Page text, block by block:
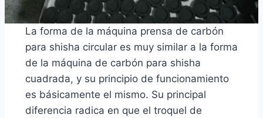
La forma de la máquina prensa de carbón
para shisha circular es muy similar a la forma
de la máquina de carbón para shisha
cuadrada, y su principio de funcionamiento
es básicamente el mismo. Su principal
diferencia radica en que el troquel de